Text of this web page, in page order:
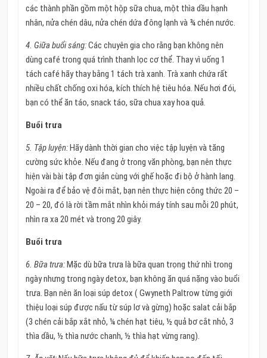
các thành phần gồm một hộp sữa chua, một thìa dầu hạnh
nhân, nửa chén dâu, nửa chén dứa đông lạnh và ¾ chén nước.
4. Giữa buổi sáng:Các chuyên gia cho rằng bạn không nên
dùng café trong quá trình thanh lọc cơ thể. Thay vì uống 1
tách café hãy thay bằng 1 tách trà xanh. Trà xanh chứa rất
nhiều chất chống oxi hóa, kích thích hệ tiêu hóa. Nếu hơi đói,
bạn có thể ăn táo, snack táo, sữa chua xay hoa quả.
Buổi trưa
5. Tập luyện:Hãy dành thời gian cho việc tập luyện và tăng
cường sức khỏe. Nếu đang ở trong văn phòng, bạn nên thực
hiện vài bài tập đơn giản cùng với ghế hoặc đi bộ ở hành lang.
Ngoài ra để bảo vệ đôi mắt, bạn nên thực hiện công thức 20 –
20 – 20, đó là rời tầm mắt nhìn khỏi máy tính sau mỗi 20 phút,
nhìn ra xa 20 mét và trong 20 giây.
Buổi trưa
6. Bữa trưa:Mặc dù bữa trưa là bữa quan trọng thứ nhì trong
ngày nhưng trong ngày detox, bạn không ăn quá nặng vào buổi
trưa. Bạn nên ăn loại súp detox ( Gwyneth Paltrow từng giới
thiệu loại súp được nấu từ súp lơ và gừng) hoặc salat cải bắp
(3 chén cải bắp xắt nhỏ, ¼ chén hạt tiêu, ½ quả bơ cắt nhỏ, 3
thìa dầu, ½ thìa nước chanh, ½ thìa hạt vừng rang).